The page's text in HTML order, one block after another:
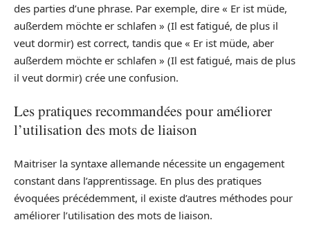
des parties d’une phrase. Par exemple, dire « Er ist müde,
außerdem möchte er schlafen » (Il est fatigué, de plus il
veut dormir) est correct, tandis que « Er ist müde, aber
außerdem möchte er schlafen » (Il est fatigué, mais de plus
il veut dormir) crée une confusion.
Les pratiques recommandées pour améliorer
l’utilisation des mots de liaison
Maitriser la syntaxe allemande nécessite un engagement
constant dans l’apprentissage. En plus des pratiques
évoquées précédemment, il existe d’autres méthodes pour
améliorer l’utilisation des mots de liaison.